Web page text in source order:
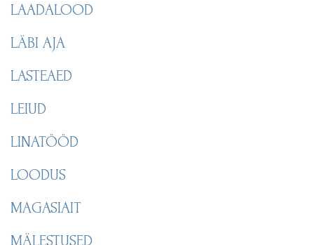
LAADALOOD
LÄBI AJA
LASTEAED
LEIUD
LINATÖÖD
LOODUS
MAGASIAIT
MÄLESTUSED